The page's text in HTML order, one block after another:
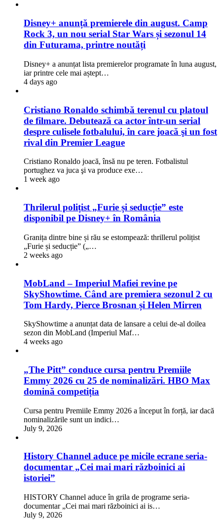
Disney+ anunță premierele din august. Camp
Rock 3, un nou serial Star Wars și sezonul 14
din Futurama, printre noutăți
Disney+ a anunțat lista premierelor programate în luna august,
iar printre cele mai aștept…
4 days ago
Cristiano Ronaldo schimbă terenul cu platoul
de filmare. Debutează ca actor într-un serial
despre culisele fotbalului, în care joacă şi un fost
rival din Premier League
Cristiano Ronaldo joacă, însă nu pe teren. Fotbalistul
portughez va juca şi va produce exe…
1 week ago
Thrilerul polițist „Furie și seducție” este
disponibil pe Disney+ în România
Granița dintre bine și rău se estompează: thrillerul polițist
„Furie și seducție” („…
2 weeks ago
MobLand – Imperiul Mafiei revine pe
SkyShowtime. Când are premiera sezonul 2 cu
Tom Hardy, Pierce Brosnan și Helen Mirren
SkyShowtime a anunțat data de lansare a celui de-al doilea
sezon din MobLand (Imperiul Maf…
4 weeks ago
„The Pitt” conduce cursa pentru Premiile
Emmy 2026 cu 25 de nominalizări. HBO Max
domină competiția
Cursa pentru Premiile Emmy 2026 a început în forță, iar dacă
nominalizările sunt un indici…
July 9, 2026
History Channel aduce pe micile ecrane seria-
documentar „Cei mai mari războinici ai
istoriei”
HISTORY Channel aduce în grila de programe seria-
documentar „Cei mai mari războinici ai is…
July 9, 2026